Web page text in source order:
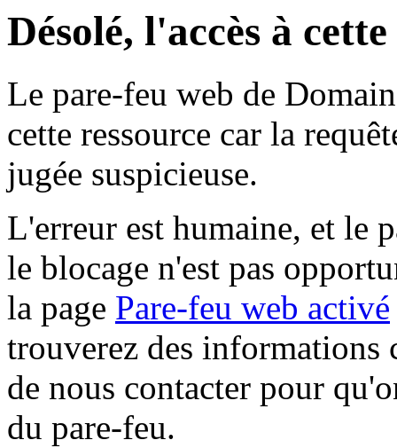
Désolé, l'accès à
Le pare-feu web de
cette ressource car la
jugée suspicieuse.
L'erreur est humaine, et le
le blocage n'est pas
la page Pare-feu web activé
trouverez des informations
de nous contacter pour
du pare-feu.